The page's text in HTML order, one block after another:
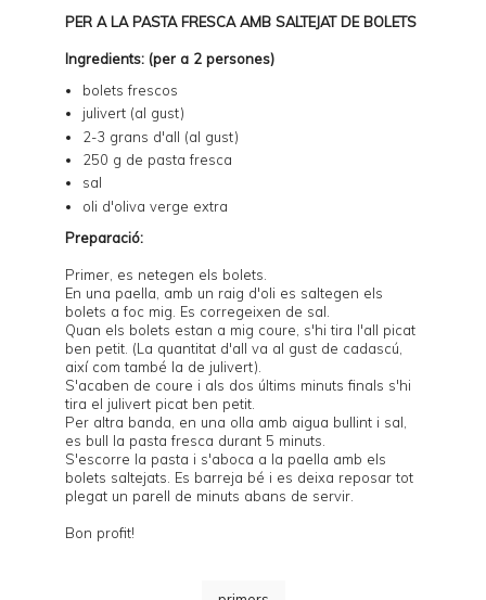
PER A LA PASTA FRESCA AMB SALTEJAT DE BOLETS
Ingredients: (per a 2 persones)
bolets frescos
julivert (al gust)
2-3 grans d'all (al gust)
250 g de pasta fresca
sal
oli d'oliva verge extra
Preparació:
Primer, es netegen els bolets.
En una paella, amb un raig d'oli es saltegen els
bolets a foc mig. Es corregeixen de sal.
Quan els bolets estan a mig coure, s'hi tira l'all picat
ben petit. (La quantitat d'all va al gust de cadascú,
així com també la de julivert).
S'acaben de coure i als dos últims minuts finals s'hi
tira el julivert picat ben petit.
Per altra banda, en una olla amb aigua bullint i sal,
es bull la pasta fresca durant 5 minuts.
S'escorre la pasta i s'aboca a la paella amb els
bolets saltejats. Es barreja bé i es deixa reposar tot
plegat un parell de minuts abans de servir.
Bon profit!